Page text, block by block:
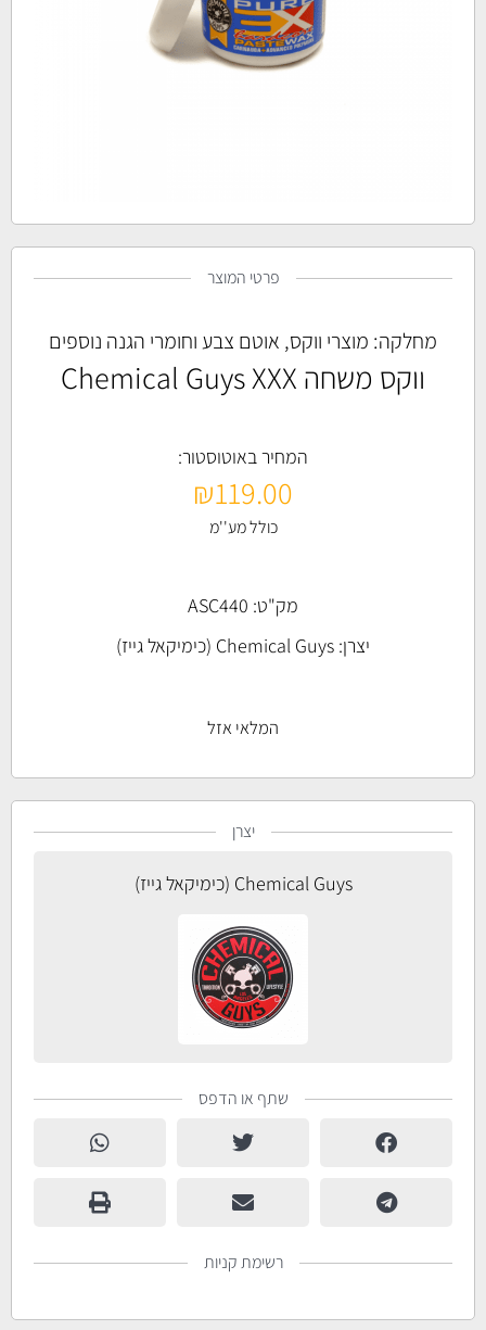
פרטי המוצר
מחלקה: מוצרי ווקס, אוטם צבע וחומרי הגנה נוספים
ווקס משחה Chemical Guys XXX
המחיר באוטוסטור:
₪119.00
כולל מע''מ
מק"ט: ASC440
יצרן: Chemical Guys (כימיקאל גייז)
המלאי אזל
יצרן
Chemical Guys (כימיקאל גייז)
שתף או הדפס
רשימת קניות